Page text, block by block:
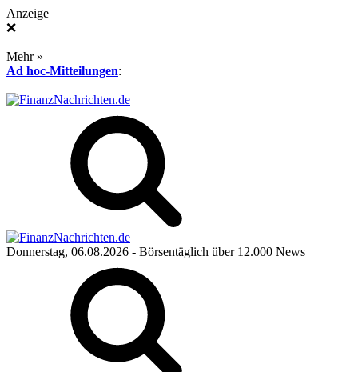
Anzeige
❌
Mehr »
Ad hoc-Mitteilungen:
Donnerstag, 06.08.2026 - Börsentäglich über 12.000 News